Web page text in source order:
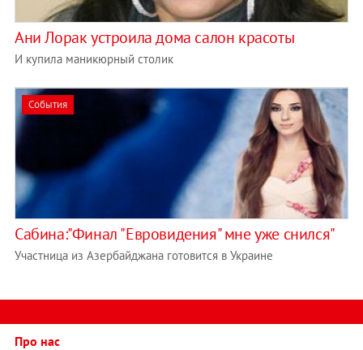
Ани Лорак устроила дома салон красоты
И купила маникюрный столик
События
Сабина:"Финал "Евровидения" мне уже снился"
Участница из Азербайджана готовится в Украине
Про нас